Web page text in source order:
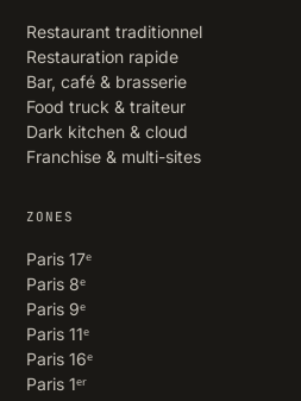
Restaurant traditionnel
Restauration rapide
Bar, café & brasserie
Food truck & traiteur
Dark kitchen & cloud
Franchise & multi-sites
ZONES
Paris 17ᵉ
Paris 8ᵉ
Paris 9ᵉ
Paris 11ᵉ
Paris 16ᵉ
Paris 1ᵉʳ